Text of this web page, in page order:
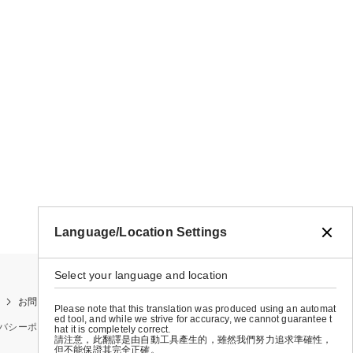
お問い合わせ
シーポリシー 特定商取引法に基づく表示 会社概要
Language/Location Settings
Select your language and location
Please note that this translation was produced using an automat
ed tool, and while we strive for accuracy, we cannot guarantee t
hat it is completely correct.
請注意，此翻譯是由自動工具產生的，雖然我們努力追求準確性，
但不能保證其完全正確。